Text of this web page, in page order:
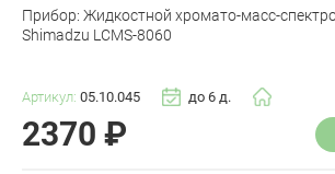
Прибор: Жидкостной хромато-масс-
Shimadzu LCMS-8060
Артикул: 05.10.045 до 6 д.
2370 ₽